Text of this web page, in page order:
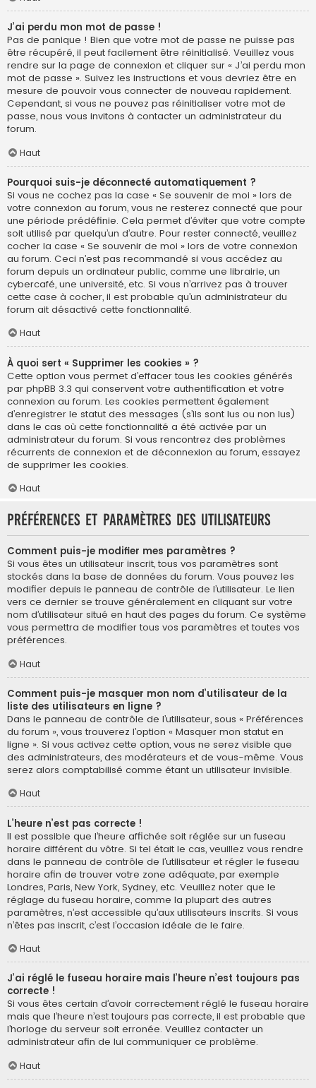
J’ai perdu mon mot de passe !
Pas de panique ! Bien que votre mot de passe ne puisse pas
être récupéré, il peut facilement être réinitialisé. Veuillez vous
rendre sur la page de connexion et cliquer sur « J’ai perdu mon
mot de passe ». Suivez les instructions et vous devriez être en
mesure de pouvoir vous connecter de nouveau rapidement.
Cependant, si vous ne pouvez pas réinitialiser votre mot de
passe, nous vous invitons à contacter un administrateur du
forum.
Haut
Pourquoi suis-je déconnecté automatiquement ?
Si vous ne cochez pas la case « Se souvenir de moi » lors de
votre connexion au forum, vous ne resterez connecté que pour
une période prédéfinie. Cela permet d’éviter que votre compte
soit utilisé par quelqu’un d’autre. Pour rester connecté, veuillez
cocher la case « Se souvenir de moi » lors de votre connexion
au forum. Ceci n’est pas recommandé si vous accédez au
forum depuis un ordinateur public, comme une librairie, un
cybercafé, une université, etc. Si vous n’arrivez pas à trouver
cette case à cocher, il est probable qu’un administrateur du
forum ait désactivé cette fonctionnalité.
Haut
À quoi sert « Supprimer les cookies » ?
Cette option vous permet d’effacer tous les cookies générés
par phpBB 3.3 qui conservent votre authentification et votre
connexion au forum. Les cookies permettent également
d’enregistrer le statut des messages (s’ils sont lus ou non lus)
dans le cas où cette fonctionnalité a été activée par un
administrateur du forum. Si vous rencontrez des problèmes
récurrents de connexion et de déconnexion au forum, essayez
de supprimer les cookies.
Haut
Préférences et paramètres des utilisateurs
Comment puis-je modifier mes paramètres ?
Si vous êtes un utilisateur inscrit, tous vos paramètres sont
stockés dans la base de données du forum. Vous pouvez les
modifier depuis le panneau de contrôle de l’utilisateur. Le lien
vers ce dernier se trouve généralement en cliquant sur votre
nom d’utilisateur situé en haut des pages du forum. Ce système
vous permettra de modifier tous vos paramètres et toutes vos
préférences.
Haut
Comment puis-je masquer mon nom d’utilisateur de la
liste des utilisateurs en ligne ?
Dans le panneau de contrôle de l’utilisateur, sous « Préférences
du forum », vous trouverez l’option « Masquer mon statut en
ligne ». Si vous activez cette option, vous ne serez visible que
des administrateurs, des modérateurs et de vous-même. Vous
serez alors comptabilisé comme étant un utilisateur invisible.
Haut
L’heure n’est pas correcte !
Il est possible que l’heure affichée soit réglée sur un fuseau
horaire différent du vôtre. Si tel était le cas, veuillez vous rendre
dans le panneau de contrôle de l’utilisateur et régler le fuseau
horaire afin de trouver votre zone adéquate, par exemple
Londres, Paris, New York, Sydney, etc. Veuillez noter que le
réglage du fuseau horaire, comme la plupart des autres
paramètres, n’est accessible qu’aux utilisateurs inscrits. Si vous
n’êtes pas inscrit, c’est l’occasion idéale de le faire.
Haut
J’ai réglé le fuseau horaire mais l’heure n’est toujours pas
correcte !
Si vous êtes certain d’avoir correctement réglé le fuseau horaire
mais que l’heure n’est toujours pas correcte, il est probable que
l’horloge du serveur soit erronée. Veuillez contacter un
administrateur afin de lui communiquer ce problème.
Haut